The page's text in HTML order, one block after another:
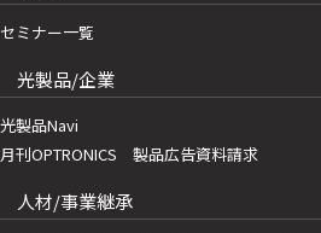
セミナー一覧
光製品/企業
光製品Navi
月刊OPTRONICS 製品広告資料請求
人材/事業継承